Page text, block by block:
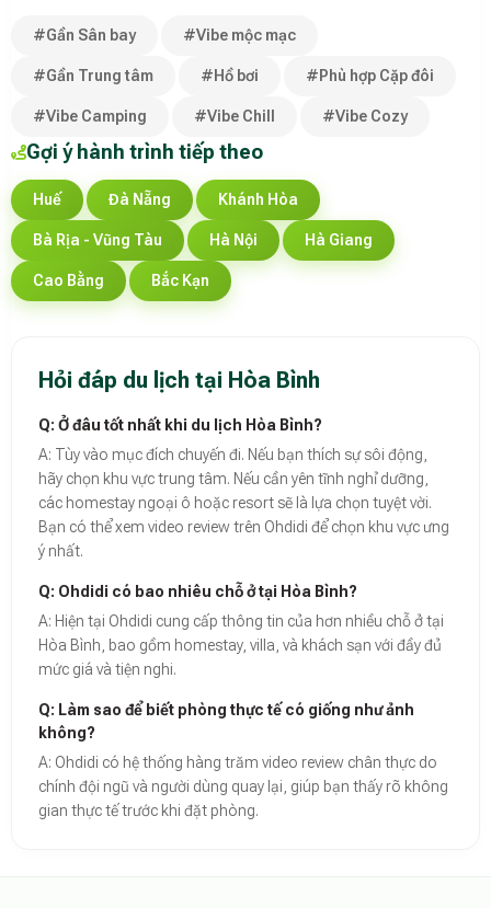
#Gần Sân bay #Vibe mộc mạc
#Gần Trung tâm #Hồ bơi #Phù hợp Cặp đôi
#Vibe Camping #Vibe Chill #Vibe Cozy
Gợi ý hành trình tiếp theo
Huế Đà Nẵng Khánh Hòa
Bà Rịa - Vũng Tàu Hà Nội Hà Giang
Cao Bằng Bắc Kạn
Hỏi đáp du lịch tại Hòa Bình
Q: Ở đâu tốt nhất khi du lịch Hòa Bình?
A: Tùy vào mục đích chuyến đi. Nếu bạn thích sự sôi động,
hãy chọn khu vực trung tâm. Nếu cần yên tĩnh nghỉ dưỡng,
các homestay ngoại ô hoặc resort sẽ là lựa chọn tuyệt vời.
Bạn có thể xem video review trên Ohdidi để chọn khu vực ưng
ý nhất.
Q: Ohdidi có bao nhiêu chỗ ở tại Hòa Bình?
A: Hiện tại Ohdidi cung cấp thông tin của hơn nhiều chỗ ở tại
Hòa Bình, bao gồm homestay, villa, và khách sạn với đầy đủ
mức giá và tiện nghi.
Q: Làm sao để biết phòng thực tế có giống như ảnh
không?
A: Ohdidi có hệ thống hàng trăm video review chân thực do
chính đội ngũ và người dùng quay lại, giúp bạn thấy rõ không
gian thực tế trước khi đặt phòng.